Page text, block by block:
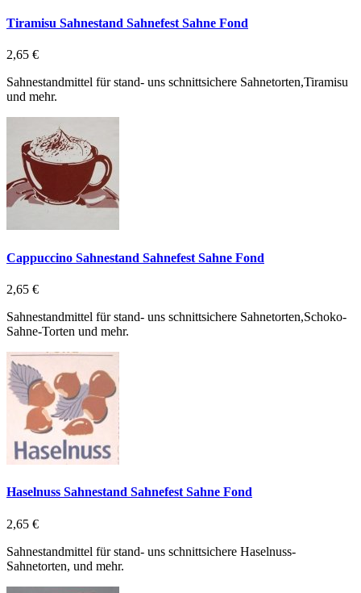
Tiramisu Sahnestand Sahnefest Sahne Fond
2,65 €
Sahnestandmittel für stand- uns schnittsichere Sahnetorten,Tiramisu
und mehr.
Cappuccino Sahnestand Sahnefest Sahne Fond
2,65 €
Sahnestandmittel für stand- uns schnittsichere Sahnetorten,Schoko-
Sahne-Torten und mehr.
Haselnuss Sahnestand Sahnefest Sahne Fond
2,65 €
Sahnestandmittel für stand- uns schnittsichere Haselnuss-
Sahnetorten, und mehr.